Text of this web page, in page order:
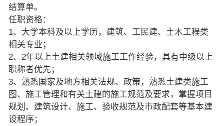
结算单。
任职资格：
1、大学本科及以上学历，建筑、工民建、土木工程类
相关专业；
2、2年以上土建相关领域施工工作经验，具有中级以上
职称者优先；
3、熟悉国家及地方相关法规、政策，熟悉土建类施工
图、施工管理和有关土建的施工规范及要求，掌握项目
规划、建筑设计、施工、验收规范及市政配套等基本建
设程序；